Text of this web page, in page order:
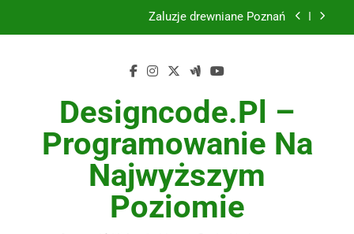
Instalacje elektryczne Gdańsk
Wysokiej jakości spławik elektryczny
Utylizacja odpadów Lublin
Żaluzje drewniane Poznań
Instalacje elektryczne Gdańsk
Wysokiej jakości spławik elektryczny
Designcode.pl –
Programowanie Na
Najwyższym
Poziomie